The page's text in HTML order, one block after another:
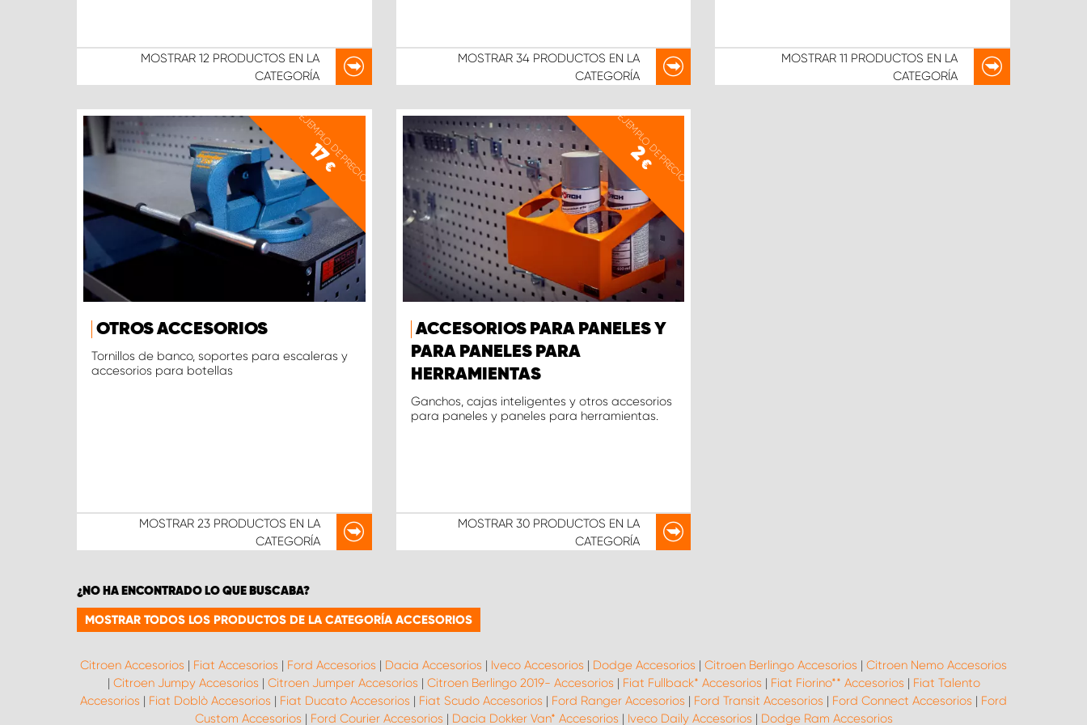
MOSTRAR12 PRODUCTOS EN LA
CATEGORÍA
MOSTRAR 34 PRODUCTOS EN LA
CATEGORÍA
MOSTRAR11 PRODUCTOS EN LA
CATEGORÍA
EJEMPLO DE PRECIO
17
€
OTROS ACCESORIOS
Tornillos de banco, soportes para escaleras y
accesorios para botellas
MOSTRAR 23 PRODUCTOS EN LA
CATEGORÍA
EJEMPLO DE PRECIO
2
€
ACCESORIOS PARA PANELES Y
PARA PANELES PARA
HERRAMIENTAS
Ganchos, cajas inteligentes y otros accesorios
para paneles y paneles para herramientas.
MOSTRAR 30 PRODUCTOS EN LA
CATEGORÍA
¿NO HA ENCONTRADO LO QUE BUSCABA?
MOSTRAR TODOS LOS PRODUCTOS DE LA CATEGORÍA ACCESORIOS
Citroen Accesorios | Fiat Accesorios | Ford Accesorios | Dacia Accesorios | Iveco Accesorios | Dodge Accesorios | Citroen Berlingo Accesorios | Citroen Nemo Accesorios
| Citroen Jumpy Accesorios | Citroen Jumper Accesorios | Citroen Berlingo 2019- Accesorios | Fiat Fullback* Accesorios | Fiat Fiorino** Accesorios | Fiat Talento
Accesorios | Fiat Doblò Accesorios | Fiat Ducato Accesorios | Fiat Scudo Accesorios | Ford Ranger Accesorios | Ford Transit Accesorios | Ford Connect Accesorios | Ford
Custom Accesorios | Ford Courier Accesorios | Dacia Dokker Van* Accesorios | Iveco Daily Accesorios | Dodge Ram Accesorios